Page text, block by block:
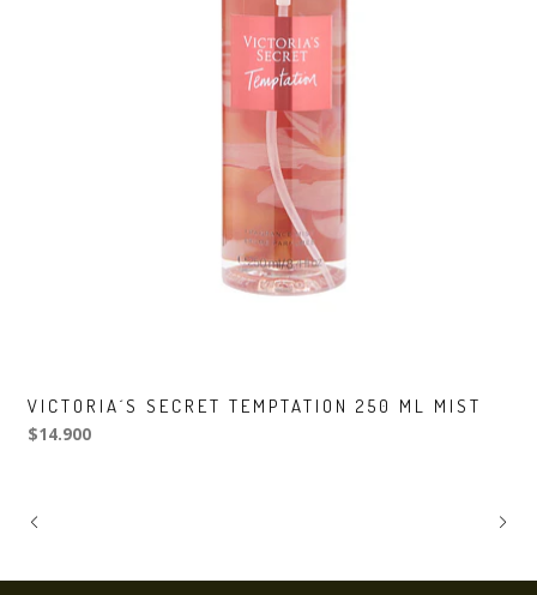
VICTORIA´S SECRET TEMPTATION 250 ML MIST
$14.900